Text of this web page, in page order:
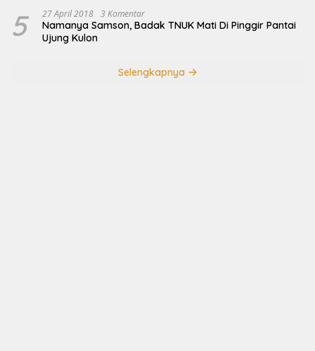
5 27 April 2018 3 Komentar
Namanya Samson, Badak TNUK Mati Di Pinggir Pantai
Ujung Kulon
Selengkapnya